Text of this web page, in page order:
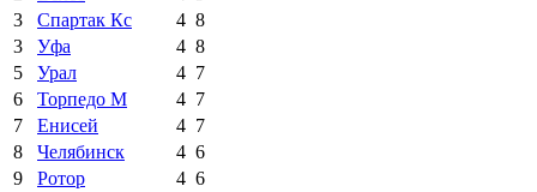
3
Спартак Кс 4 8
3
Уфа 4 8
5
Урал 4 7
6
Торпедо М 4 7
7
Енисей 4 7
8
Челябинск 4 6
9
Ротор 4 6